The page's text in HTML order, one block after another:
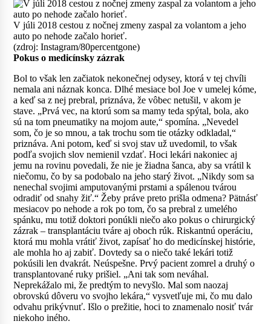
V júli 2018 cestou z nočnej zmeny zaspal za volantom a jeho
auto po nehode začalo horieť.
(zdroj: Instagram/80percentgone)
Pokus o medicínsky zázrak
Bol to však len začiatok nekonečnej odysey, ktorá v tej chvíli
nemala ani náznak konca. Dlhé mesiace bol Joe v umelej kóme,
a keď sa z nej prebral, priznáva, že vôbec netušil, v akom je
stave. „Prvá vec, na ktorú som sa mamy teda spýtal, bola, ako
sú na tom pneumatiky na mojom aute,“ spomína. „Nevedel
som, čo je so mnou, a tak trochu som tie otázky odkladal,“
priznáva. Ani potom, keď si svoj stav už uvedomil, to však
podľa svojich slov nemienil vzdať. Hoci lekári nakoniec aj
jemu na rovinu povedali, že nie je žiadna šanca, aby sa vrátil k
niečomu, čo by sa podobalo na jeho starý život. „Nikdy som sa
nenechal svojimi amputovanými prstami a spálenou tvárou
odradiť od snahy žiť.“ Žeby práve preto prišla odmena? Pätnásť
mesiacov po nehode a rok po tom, čo sa prebral z umelého
spánku, mu totiž doktori ponúkli niečo ako pokus o chirurgický
zázrak – transplantáciu tváre aj oboch rúk. Riskantnú operáciu,
ktorá mu mohla vrátiť život, zapísať ho do medicínskej histórie,
ale mohla ho aj zabiť. Dovtedy sa o niečo také lekári totiž
pokúsili len dvakrát. Neúspešne. Prvý pacient zomrel a druhý o
transplantované ruky prišiel. „Ani tak som neváhal.
Neprekážalo mi, že predtým to nevyšlo. Mal som naozaj
obrovskú dôveru vo svojho lekára,“ vysvetľuje mi, čo mu dalo
odvahu prikývnuť. Išlo o prežitie, hoci to znamenalo nosiť tvár
niekoho iného.